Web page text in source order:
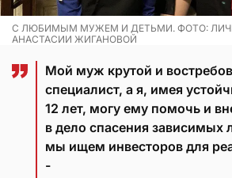
С ЛЮБИМЫМ МУЖЕМ И ДЕТЬМИ. ФОТО:
АНАСТАСИИ ЖИГАНОВОЙ
Мой муж крутой и
специалист, а я, имея
12 лет, могу ему помочь и
в дело спасения зависимых
мы ищем инвесторов для
-